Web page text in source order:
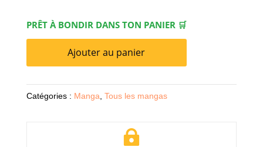
PRÊT À BONDIR DANS TON PANIER 🛒
Ajouter au panier
Catégories : Manga Tous les mangas
